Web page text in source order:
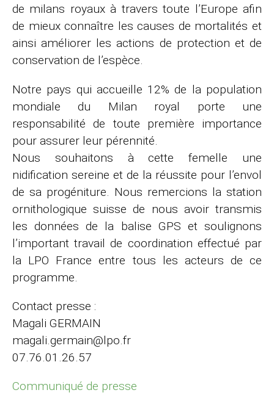
de milans royaux à travers toute l’Europe afin
de mieux connaître les causes de mortalités et
ainsi améliorer les actions de protection et de
conservation de l’espèce.
Notre pays qui accueille 12% de la population
mondiale du Milan royal porte une
responsabilité de toute première importance
pour assurer leur pérennité.
Nous souhaitons à cette femelle une
nidification sereine et de la réussite pour l’envol
de sa progéniture. Nous remercions la station
ornithologique suisse de nous avoir transmis
les données de la balise GPS et soulignons
l’important travail de coordination effectué par
la LPO France entre tous les acteurs de ce
programme.
Contact presse :
Magali GERMAIN
magali.germain@lpo.fr
07.76.01.26.57
Communiqué de presse